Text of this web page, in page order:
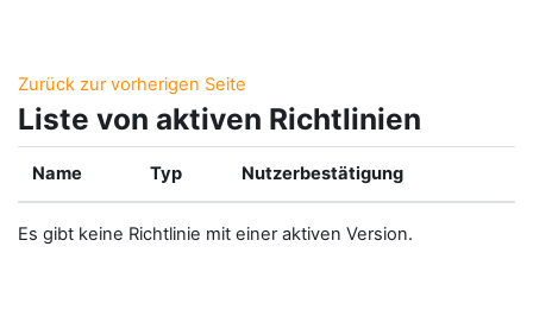
Zurück zur vorherigen Seite
Liste von aktiven Richtlinien
Name Typ Nutzerbestätigung
Es gibt keine Richtlinie mit einer aktiven Version.